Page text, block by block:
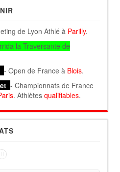
de Lyon Athlé à Parilly.
la Traversante de
- Open de France à Blois.
- Championnats de France
. Athlètes qualifiables.